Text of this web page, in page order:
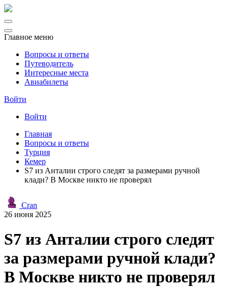
Главное меню
Вопросы и ответы
Путеводитель
Интересные места
Авиабилеты
Войти
Войти
Главная
Вопросы и ответы
Турция
Кемер
S7 из Анталии строго следят за размерами ручной
клади? В Москве никто не проверял
Cran
26 июня 2025
S7 из Анталии строго следят
за размерами ручной клади?
В Москве никто не проверял